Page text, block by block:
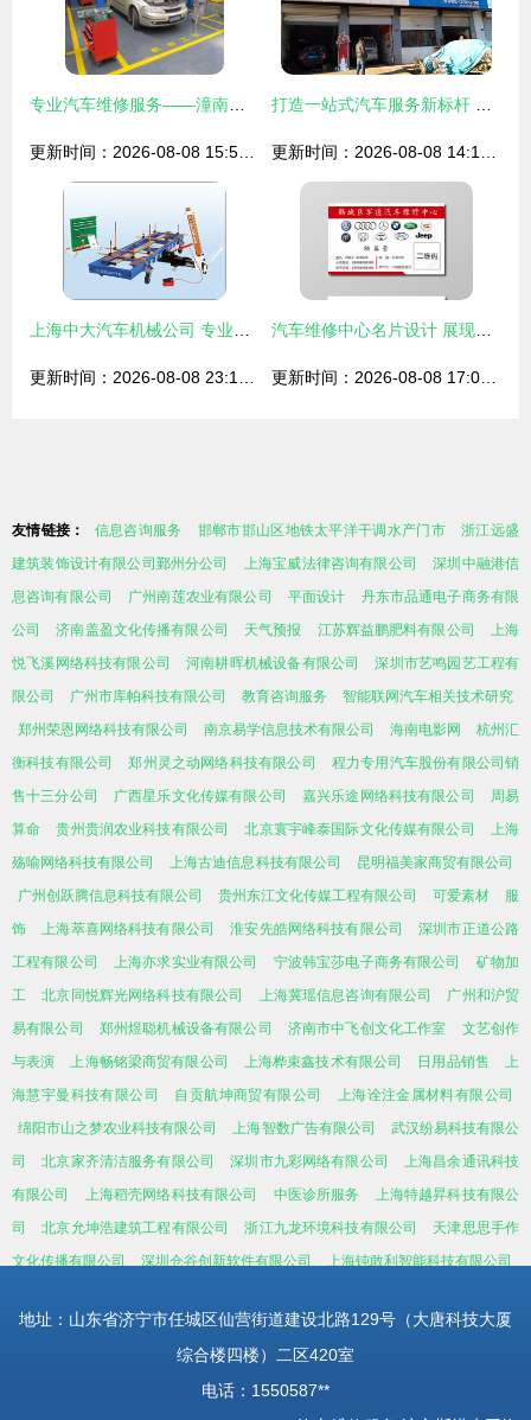
友情链接： 信息咨询服务 邯郸市邯山区地铁太平洋干调水产门市
浙江远盛
建筑装饰设计有限公司鄞州分公司
上海宝威法律咨询有限公司
深圳中融港信
息咨询有限公司
广州南莲农业有限公司 平面设计
丹东市品通电子商务有限
公司
济南盖盈文化传播有限公司 天气预报 江苏辉益鹏肥料有限公司
上海
悦飞溪网络科技有限公司
河南耕晖机械设备有限公司
深圳市艺鸣园艺工程有
限公司
广州市库帕科技有限公司 教育咨询服务
智能联网汽车相关技术研究
郑州荣恩网络科技有限公司
南京易学信息技术有限公司 海南电影网
杭州汇
衡科技有限公司
郑州灵之动网络科技有限公司
程力专用汽车股份有限公司销
售十三分公司
广西星乐文化传媒有限公司 嘉兴乐途网络科技有限公司
周易
算命
贵州贵润农业科技有限公司 北京寰宇峰泰国际文化传媒有限公司
上海
殇喻网络科技有限公司
上海古迪信息科技有限公司
昆明福美家商贸有限公司
广州创跃腾信息科技有限公司
贵州东江文化传媒工程有限公司 可爱素材
服
饰
上海萃喜网络科技有限公司 淮安先皓网络科技有限公司
深圳市正道公路
工程有限公司
上海亦求实业有限公司 宁波韩宝莎电子商务有限公司
矿物加
工
北京同悦辉光网络科技有限公司 上海冀瑶信息咨询有限公司
广州和沪贸
易有限公司
郑州煜聪机械设备有限公司 济南市中飞创文化工作室
文艺创作
与表演
上海畅铭梁商贸有限公司 上海桦束鑫技术有限公司 日用品销售
上
海慧宇曼科技有限公司
自贡航坤商贸有限公司
上海诠注金属材料有限公司
绵阳市山之梦农业科技有限公司
上海智数广告有限公司
武汉纷易科技有限公
司
北京家齐清洁服务有限公司 深圳市九彩网络有限公司
上海昌余通讯科技
有限公司
上海稻壳网络科技有限公司 中医诊所服务
上海特越昇科技有限公
司
北京允坤浩建筑工程有限公司 浙江九龙环境科技有限公司
天津思思手作
文化传播有限公司
深圳仓谷创新软件有限公司 上海钝敢利智能科技有限公司
地址：山东省济宁市任城区仙营街道建设北路129号（大唐科技大厦
综合楼四楼）二区420室
电话：1550587**